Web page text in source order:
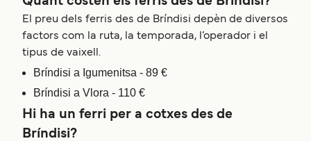
El preu dels ferris des de Bríndisi depèn de diversos
factors com la ruta, la temporada, l’operador i el
tipus de vaixell.
Bríndisi a Igumenitsa - 89 €
Bríndisi a Vlora - 110 €
Hi ha un ferri per a cotxes des de
Bríndisi?